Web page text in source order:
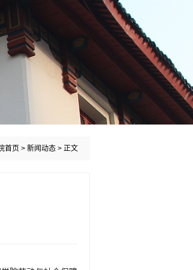
首页 > 新闻动态 > 正文